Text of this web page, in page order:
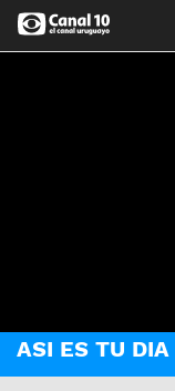
ASI ES TU DIA